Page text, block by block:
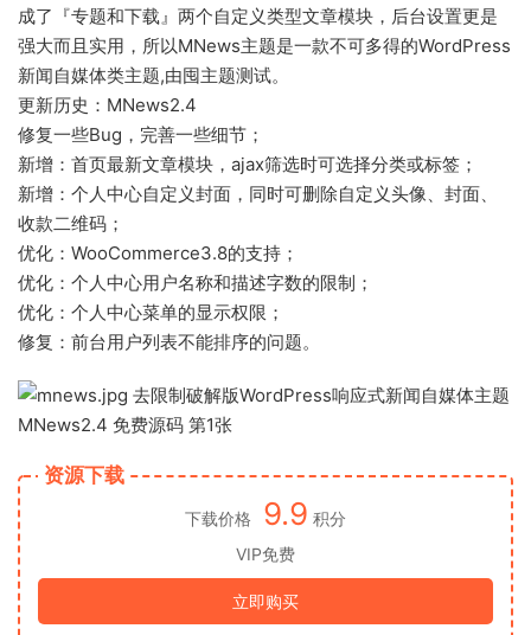
成了『专题和下载』两个自定义类型文章模块，后台设置更是
强大而且实用，所以MNews主题是一款不可多得的WordPress
新闻自媒体类主题,由囤主题测试。
更新历史：MNews2.4
修复一些Bug，完善一些细节；
新增：首页最新文章模块，ajax筛选时可选择分类或标签；
新增：个人中心自定义封面，同时可删除自定义头像、封面、
收款二维码；
优化：WooCommerce3.8的支持；
优化：个人中心用户名称和描述字数的限制；
优化：个人中心菜单的显示权限；
修复：前台用户列表不能排序的问题。
资源下载
下载价格 9.9 积分
VIP免费
立即购买